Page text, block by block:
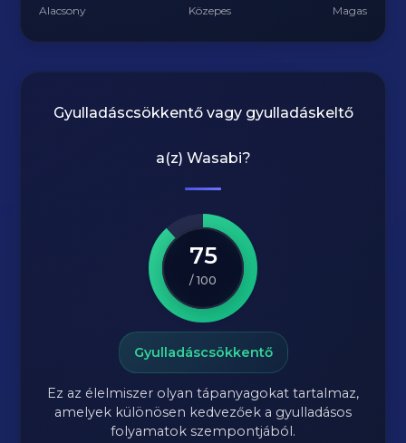
Alacsony Közepes Magas
Gyulladáscsökkentő vagy gyulladáskeltő
a(z) Wasabi?
75
/ 100
Gyulladáscsökkentő
Ez az élelmiszer olyan tápanyagokat tartalmaz,
amelyek különösen kedvezőek a gyulladásos
folyamatok szempontjából.